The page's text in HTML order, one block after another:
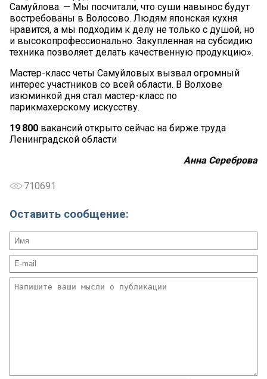
Самуйлова. — Мы посчитали, что суши навынос будут
востребованы в Волосово. Людям японская кухня
нравится, а мы подходим к делу не только с душой, но
и высокопрофессионально. Закупленная на субсидию
техника позволяет делать качественную продукцию».
Мастер-класс четы Самуйловых вызвал огромный
интерес участников со всей области. В Волхове
изюминкой дня стал мастер-класс по
парикмахерскому искусству.
19 800 вакансий открыто сейчас на бирже труда
Ленинградской области
Анна Сереброва
710691
Оставить сообщение: